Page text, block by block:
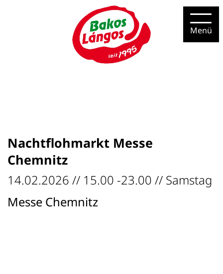
Nachtflohmarkt Messe
Chemnitz
14.02.2026 // 15.00 -23.00 // Samstag
Messe Chemnitz